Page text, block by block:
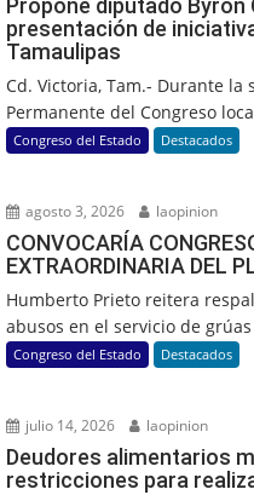
Propone diputado
presentación de
Tamaulipas
Cd. Victoria, Tam.- Durante la
Permanente del Congreso
Congreso del Estado Destacados
agosto 3, 2026 laopinion
CONVOCARÍA
EXTRAORDINARIA DEL
Humberto Prieto reitera
abusos en el servicio de
Congreso del Estado Destacados
julio 14, 2026 laopinion
Deudores alimentarios
restricciones para